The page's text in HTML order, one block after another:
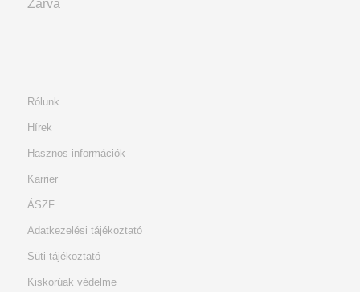
Zárva
Rólunk
Hírek
Hasznos információk
Karrier
ÁSZF
Adatkezelési tájékoztató
Süti tájékoztató
Kiskorúak védelme